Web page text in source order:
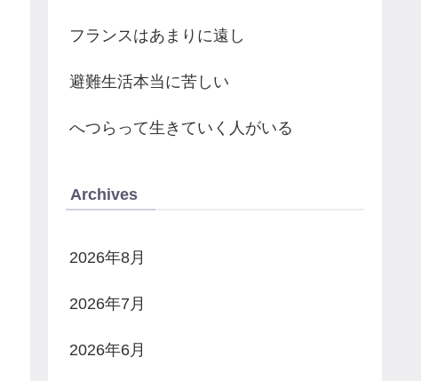
フランスはあまりに遠し
避難生活本当に苦しい
へつらって生きていく人がいる
Archives
2026年8月
2026年7月
2026年6月